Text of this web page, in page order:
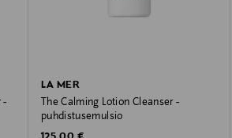
-
LA MER
The Calming Lotion Cleanser -
puhdistusemulsio